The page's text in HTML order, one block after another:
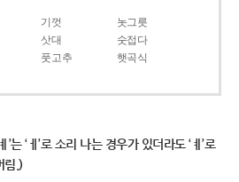
기껏
놋그릇
삿대
숫접다
풋고추 햇곡식
’는 ‘ㅔ’로 소리 나는 경우가 있더라도 ‘ㅖ’로
림.)